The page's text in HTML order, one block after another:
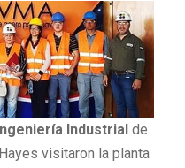
Industrial de
visitaron la planta